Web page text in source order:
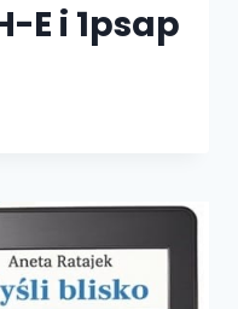
E i 1psap